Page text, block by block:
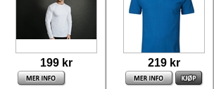
199 kr 219 kr